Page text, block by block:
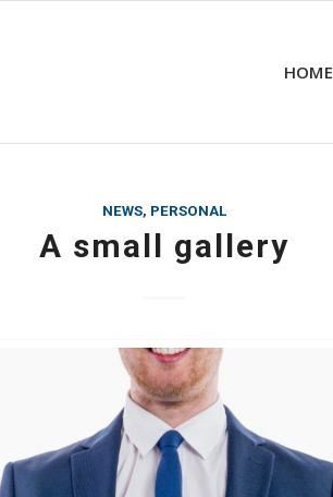
HOME
NEWS, PERSONAL
A small gallery